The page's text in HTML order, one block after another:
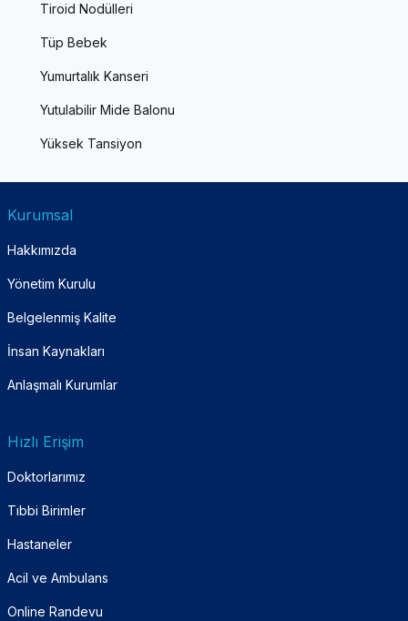
Tiroid Nodülleri
Tüp Bebek
Yumurtalık Kanseri
Yutulabilir Mide Balonu
Yüksek Tansiyon
Kurumsal
Hakkımızda
Yönetim Kurulu
Belgelenmiş Kalite
İnsan Kaynakları
Anlaşmalı Kurumlar
Hızlı Erişim
Doktorlarımız
Tıbbi Birimler
Hastaneler
Acil ve Ambulans
Online Randevu